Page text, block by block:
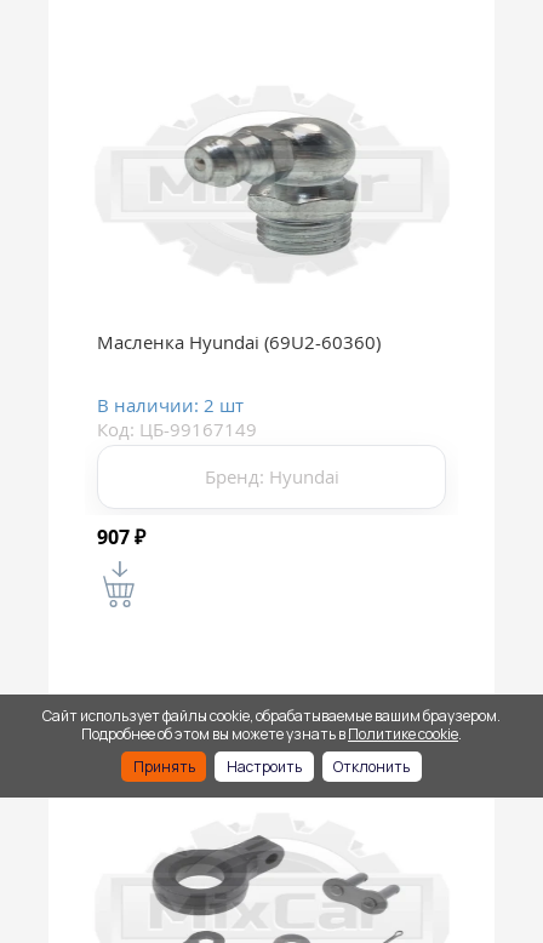
Масленка Hyundai (69U2-60360)
В наличии: 2 шт
Код: ЦБ-99167149
Бренд: Hyundai
907₽
Сайт использует файлы cookie, обрабатываемые вашим браузером.
Подробнее об этом вы можете узнать вПолитике cookie.
Принять
Настроить Отклонить